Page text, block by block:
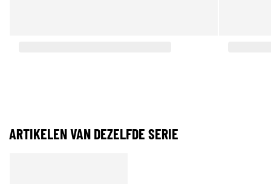
ARTIKELEN VAN DEZELFDE SERIE